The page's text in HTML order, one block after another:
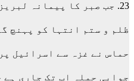
23. جب صبر کا پیمانہ
حماس نے غزہ سے اسرائیل
جوابی حملہ اب تک جاری ہے